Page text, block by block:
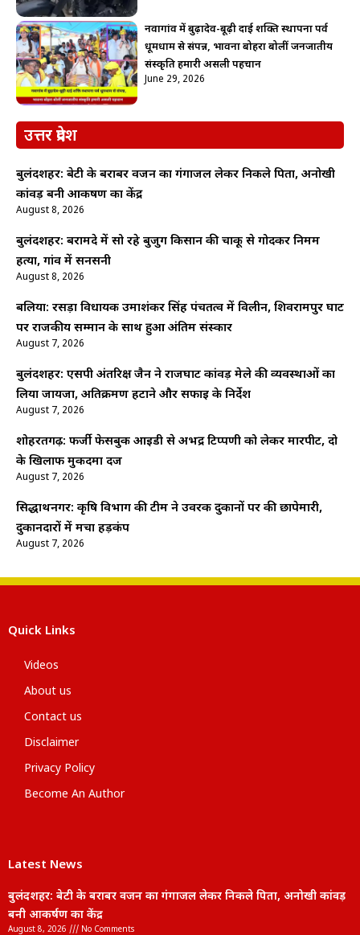
नवागांव में बुढ़ादेव-बूढ़ी दाई शक्ति स्थापना पर्व
धूमधाम से संपन्न, भावना बोहरा बोलीं जनजातीय
संस्कृति हमारी असली पहचान
June 29, 2026
उत्तर प्रदेश
बुलंदशहर: बेटी के बराबर वजन का गंगाजल लेकर निकले पिता, अनोखी
कांवड़ बनी आकर्षण का केंद्र
August 8, 2026
बुलंदशहर: बरामदे में सो रहे बुजुर्ग किसान की चाकू से गोदकर निर्मम
हत्या, गांव में सनसनी
August 8, 2026
बलिया: रसड़ा विधायक उमाशंकर सिंह पंचतत्व में विलीन, शिवरामपुर घाट
पर राजकीय सम्मान के साथ हुआ अंतिम संस्कार
August 7, 2026
बुलंदशहर: एसपी अंतरिक्ष जैन ने राजघाट कांवड़ मेले की व्यवस्थाओं का
लिया जायजा, अतिक्रमण हटाने और सफाई के निर्देश
August 7, 2026
शोहरतगढ़: फर्जी फेसबुक आईडी से अभद्र टिप्पणी को लेकर मारपीट, दो
के खिलाफ मुकदमा दर्ज
August 7, 2026
सिद्धार्थनगर: कृषि विभाग की टीम ने उर्वरक दुकानों पर की छापेमारी,
दुकानदारों में मचा हड़कंप
August 7, 2026
Quick Links
Videos
About us
Contact us
Disclaimer
Privacy Policy
Become An Author
Latest News
बुलंदशहर: बेटी के बराबर वजन का गंगाजल लेकर निकले पिता, अनोखी कांवड़
बनी आकर्षण का केंद्र
August 8, 2026 No Comments